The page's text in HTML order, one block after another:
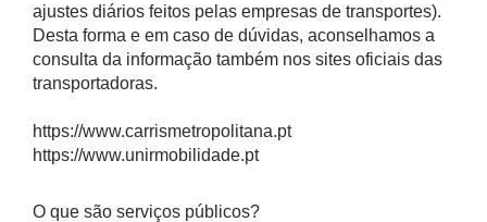
ajustes diários feitos pelas empresas de transportes).
Desta forma e em caso de dúvidas, aconselhamos a
consulta da informação também nos sites oficiais das
transportadoras.
https://www.carrismetropolitana.pt
https://www.unirmobilidade.pt
O que são serviços públicos?